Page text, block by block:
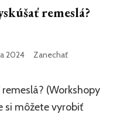
remeslá?
2024
Zanechať
(Workshopy
si môžete vyrobiť